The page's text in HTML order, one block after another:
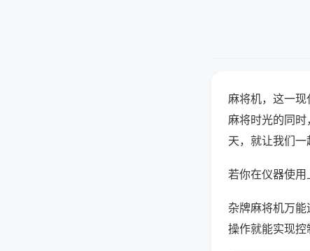
麻将机，这一
麻将时光的同
天，就让我们一
若你在仪器使
杂牌麻将机万
操作就能实现控